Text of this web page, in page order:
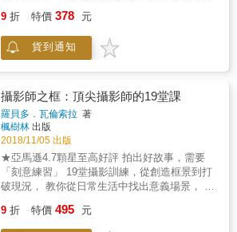
榮 Herman Chen、黑麵
記錄生活的一切體驗與領悟，如同寄生於攝影
般，和影像共存。本書深入認識攝影與影像的
發展，從數位相機的影響談起，回顧攝影的起
立成章，又相互關聯，以日常故事為入手點，
通俗易讀，而引出的觀點又讓人撫卷沈思。全
書語言風趣、睿智，醍醐灌頂，充滿了哲人般
的思維。非常適合攝影人作為枕邊書閱讀。
9 折 特價 378 元
貨到通知
攝影師之框：頂尖攝影師的19堂課
羅貝多．瓦倫索拉 著
楓樹林 出版
2018/11/05 出版
★亞馬遜4.7顆星至高好評 拍出好故事，需要
「刻意練習」 19堂攝影訓練，從創造框景到打
破現況， 教你從日常生活中找出意義場景， 俯
就是要看到多數人沒有看見的東西。」 一個會
說故事的攝影師， 是善用構圖技巧，從日常生
9 折 特價 495 元